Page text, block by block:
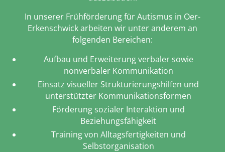
In unserer Frühförderung für Autismus in Oer-
Erkenschwick arbeiten wir unter anderem an
folgenden Bereichen:
Aufbau und Erweiterung verbaler sowie
nonverbaler Kommunikation
Einsatz visueller Strukturierungshilfen und
unterstützter Kommunikationsformen
Förderung sozialer Interaktion und
Beziehungsfähigkeit
Training von Alltagsfertigkeiten und
Selbstorganisation